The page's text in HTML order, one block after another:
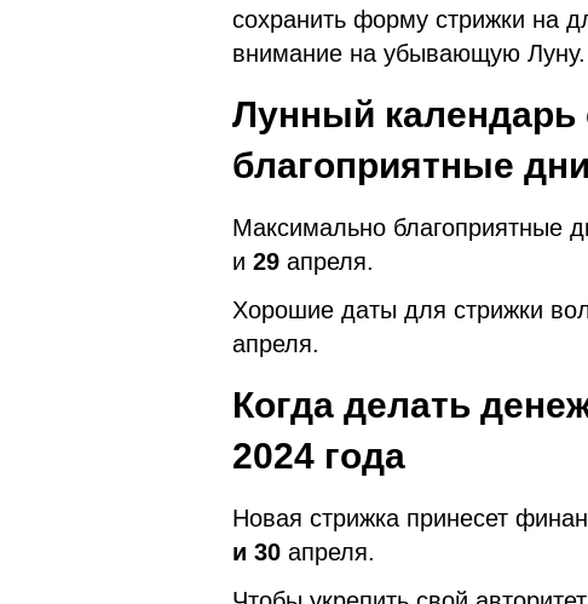
сохранить форму стрижки на
внимание на убывающую Луну.
Лунный календарь
благоприятные дни
Максимально благоприятные
и 29 апреля.
Хорошие даты для стрижки
апреля.
Когда делать
2024 года
Новая стрижка принесет
и 30 апреля.